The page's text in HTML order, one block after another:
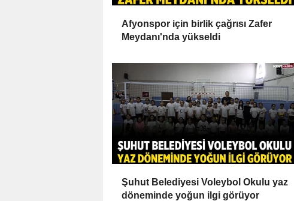
Afyonspor için birlik çağrısı Zafer
Meydanı'nda yükseldi
Şuhut Belediyesi Voleybol Okulu yaz
döneminde yoğun ilgi görüyor